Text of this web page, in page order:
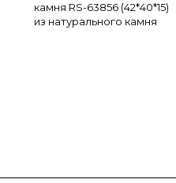
камня RS-63856 (42*40*15)
из натурального камня